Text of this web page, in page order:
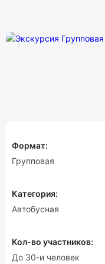
Формат:
Групповая
Категория:
Автобусная
Кол-во участников:
До 30-и человек